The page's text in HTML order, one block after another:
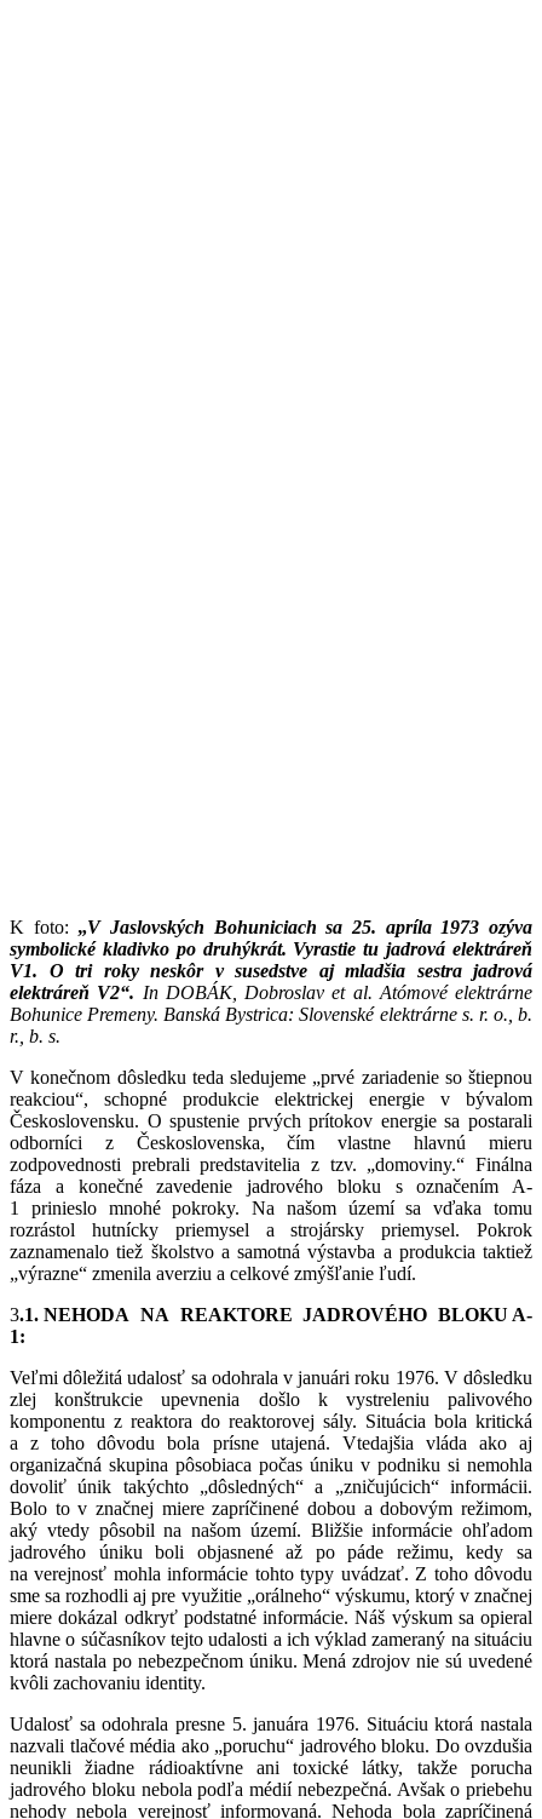
K foto: „V Jaslovských Bohuniciach sa 25. apríla 1973 ozýva
symbolické kladivko po druhýkrát. Vyrastie tu jadrová elektráreň
V1. O tri roky neskôr v susedstve aj mladšia sestra jadrová
elektráreň V2“. In DOBÁK, Dobroslav et al. Atómové elektrárne
Bohunice Premeny. Banská Bystrica: Slovenské elektrárne s. r. o., b.
r., b. s.
V konečnom dôsledku teda sledujeme „prvé zariadenie so štiepnou
reakciou“, schopné produkcie elektrickej energie v bývalom
Československu. O spustenie prvých prítokov energie sa postarali
odborníci z Československa, čím vlastne hlavnú mieru
zodpovednosti prebrali predstavitelia z tzv. „domoviny.“ Finálna
fáza a konečné zavedenie jadrového bloku s označením A-
1 prinieslo mnohé pokroky. Na našom území sa vďaka tomu
rozrástol hutnícky priemysel a strojársky priemysel. Pokrok
zaznamenalo tiež školstvo a samotná výstavba a produkcia taktiež
„výrazne“ zmenila averziu a celkové zmýšľanie ľudí.
3.1. NEHODA NA REAKTORE JADROVÉHO BLOKU A-
1:
Veľmi dôležitá udalosť sa odohrala v januári roku 1976. V dôsledku
zlej konštrukcie upevnenia došlo k vystreleniu palivového
komponentu z reaktora do reaktorovej sály. Situácia bola kritická
a z toho dôvodu bola prísne utajená. Vtedajšia vláda ako aj
organizačná skupina pôsobiaca počas úniku v podniku si nemohla
dovoliť únik takýchto „dôsledných“ a „zničujúcich“ informácii.
Bolo to v značnej miere zapríčinené dobou a dobovým režimom,
aký vtedy pôsobil na našom území. Bližšie informácie ohľadom
jadrového úniku boli objasnené až po páde režimu, kedy sa
na verejnosť mohla informácie tohto typy uvádzať. Z toho dôvodu
sme sa rozhodli aj pre využitie „orálneho“ výskumu, ktorý v značnej
miere dokázal odkryť podstatné informácie. Náš výskum sa opieral
hlavne o súčasníkov tejto udalosti a ich výklad zameraný na situáciu
ktorá nastala po nebezpečnom úniku. Mená zdrojov nie sú uvedené
kvôli zachovaniu identity.
Udalosť sa odohrala presne 5. januára 1976. Situáciu ktorá nastala
nazvali tlačové média ako „poruchu“ jadrového bloku. Do ovzdušia
neunikli žiadne rádioaktívne ani toxické látky, takže porucha
jadrového bloku nebola podľa médií nebezpečná. Avšak o priebehu
nehody nebola verejnosť informovaná. Nehoda bola zapríčinená